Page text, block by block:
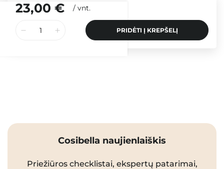
23,00 € / vnt.
PRIDĖTI Į KREPŠELĮ
Cosibella naujienlaiškis
Priežiūros checklistai, ekspertų patarimai,